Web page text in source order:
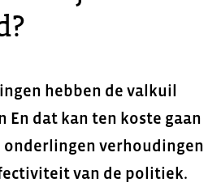
hebben de valkuil
En dat kan ten koste gaan
onderlingen verhoudingen
van de politiek.